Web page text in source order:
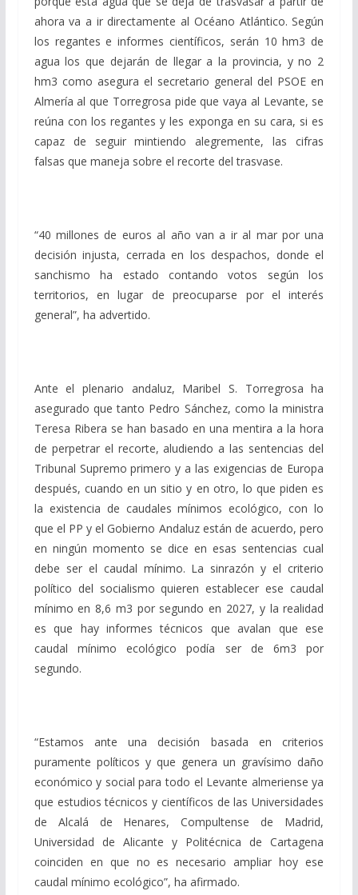
ahora va a ir directamente al Océano Atlántico. Según
los regantes e informes científicos, serán 10 hm3 de
agua los que dejarán de llegar a la provincia, y no 2
hm3 como asegura el secretario general del PSOE en
Almería al que Torregrosa pide que vaya al Levante, se
reúna con los regantes y les exponga en su cara, si es
capaz de seguir mintiendo alegremente, las cifras
falsas que maneja sobre el recorte del trasvase.
“40 millones de euros al año van a ir al mar por una
decisión injusta, cerrada en los despachos, donde el
sanchismo ha estado contando votos según los
territorios, en lugar de preocuparse por el interés
general”, ha advertido.
Ante el plenario andaluz, Maribel S. Torregrosa ha
asegurado que tanto Pedro Sánchez, como la ministra
Teresa Ribera se han basado en una mentira a la hora
de perpetrar el recorte, aludiendo a las sentencias del
Tribunal Supremo primero y a las exigencias de Europa
después, cuando en un sitio y en otro, lo que piden es
la existencia de caudales mínimos ecológico, con lo
que el PP y el Gobierno Andaluz están de acuerdo, pero
en ningún momento se dice en esas sentencias cual
debe ser el caudal mínimo. La sinrazón y el criterio
político del socialismo quieren establecer ese caudal
mínimo en 8,6 m3 por segundo en 2027, y la realidad
es que hay informes técnicos que avalan que ese
caudal mínimo ecológico podía ser de 6m3 por
segundo.
“Estamos ante una decisión basada en criterios
puramente políticos y que genera un gravísimo daño
económico y social para todo el Levante almeriense ya
que estudios técnicos y científicos de las Universidades
de Alcalá de Henares, Compultense de Madrid,
Universidad de Alicante y Politécnica de Cartagena
coinciden en que no es necesario ampliar hoy ese
caudal mínimo ecológico”, ha afirmado.